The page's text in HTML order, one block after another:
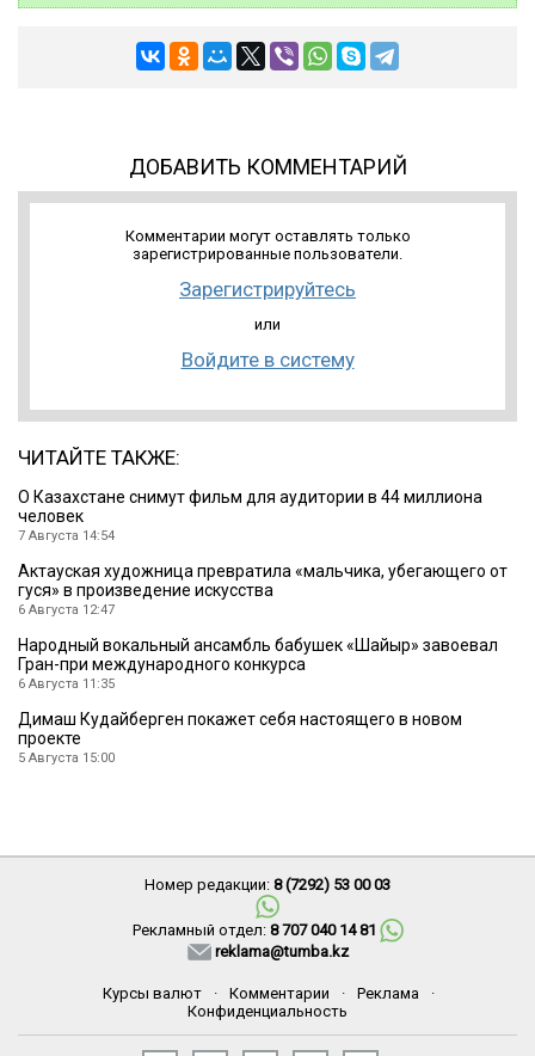
ДОБАВИТЬ КОММЕНТАРИЙ
Комментарии могут оставлять только
зарегистрированные пользователи.
Зарегистрируйтесь
или
Войдите в систему
ЧИТАЙТЕ ТАКЖЕ:
О Казахстане снимут фильм для аудитории в 44 миллиона
человек
7 Августа 14:54
Актауская художница превратила «мальчика, убегающего от
гуся» в произведение искусства
6 Августа 12:47
Народный вокальный ансамбль бабушек «Шайыр» завоевал
Гран-при международного конкурса
6 Августа 11:35
Димаш Кудайберген покажет себя настоящего в новом
проекте
5 Августа 15:00
Номер редакции: 8 (7292) 53 00 03
Рекламный отдел: 8 707 040 14 81
reklama@tumba.kz
Курсы валют · Комментарии · Реклама
·
Конфиденциальность